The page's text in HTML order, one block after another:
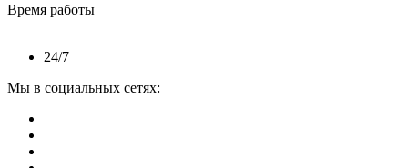
Время работы
24/7
Мы в социальных сетях: